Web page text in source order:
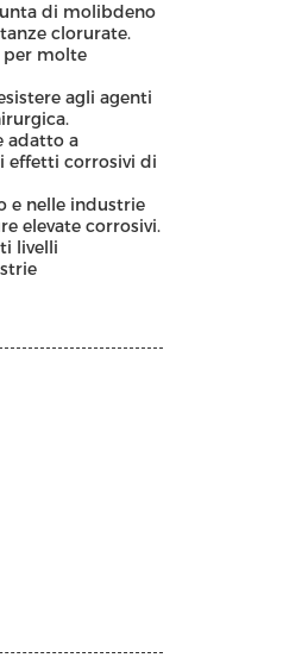
di molibdeno
clorurate.
per molte
agli agenti
adatto a
effetti corrosivi di
e nelle industrie
elevate corrosivi.
livelli